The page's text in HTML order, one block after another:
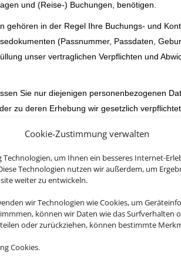
Cookie-Zustimmung verwalten
um Ihnen ein besseres Internet-
Technologien nutzen wir außerdem, um
weiter zu entwickeln.
wir Technologien wie Cookies, um
können wir Daten wie das Surfverhalten
oder zurückziehen, können bestimmte
Cookies.
und (Reise-) Buchungen, benötigen.
gehören in der Regel Ihre Buchungs- und
(Passnummer, Passdaten,
unser vertraglichen Verpflichten und
Sie nur diejenigen personenbezogenen
zu deren Erhebung wir gesetzlich
einen bestehenden Vertrag nicht mehr
ist es erforderlich, dass Sie die
Daten werden zu verschiedenen Zwecken
ergeben sich dabei aus den Art. 6 und
als Rechtsgrundlage für
einholen müssen.